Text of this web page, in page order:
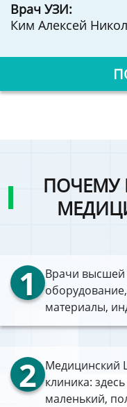
Врач УЗИ:
Ким Алексей
1 Врачи высшей
материалы,
2 Медицинский
клиника:
маленький,